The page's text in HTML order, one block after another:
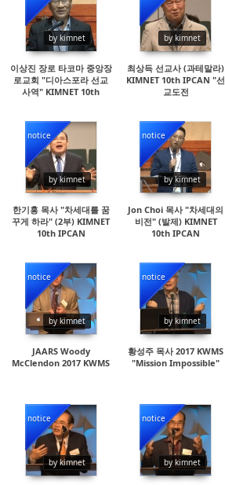
by kimnet
29334
이상진 장로 타코마 중앙장
로교회 "디아스포라 선교
사역" KIMNET 10th
by kimnet
16433
최상득 선교사 (과테말라)
KIMNET 10th IPCAN "선
교도전
notice
by kimnet
36473
한기홍 목사 "차세대를 꿈
꾸게 하라" (2부) KIMNET
10th IPCAN
notice
by kimnet
16004
Jon Choi 목사 "차세대의
비전" (발제) KIMNET
10th IPCAN
notice
by kimnet
48583
JAARS Woody
McClendon 2017 KWMS
notice
by kimnet
16557
황성주 목사 2017 KWMS
"Mission Impossible"
notice
by kimnet
15031
notice
by kimnet
19070